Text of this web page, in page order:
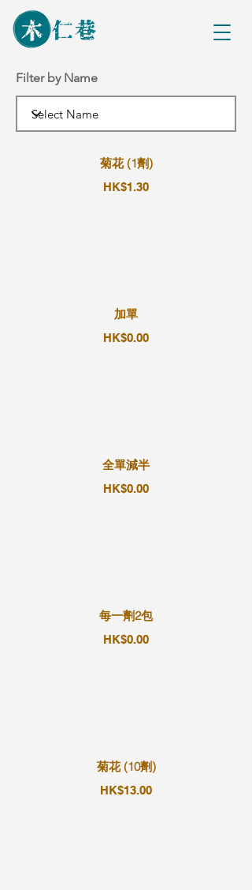
Filter by Name
菊花 (1劑)
HK$1.30
加單
HK$0.00
全單減半
HK$0.00
每一劑2包
HK$0.00
菊花 (10劑)
HK$13.00